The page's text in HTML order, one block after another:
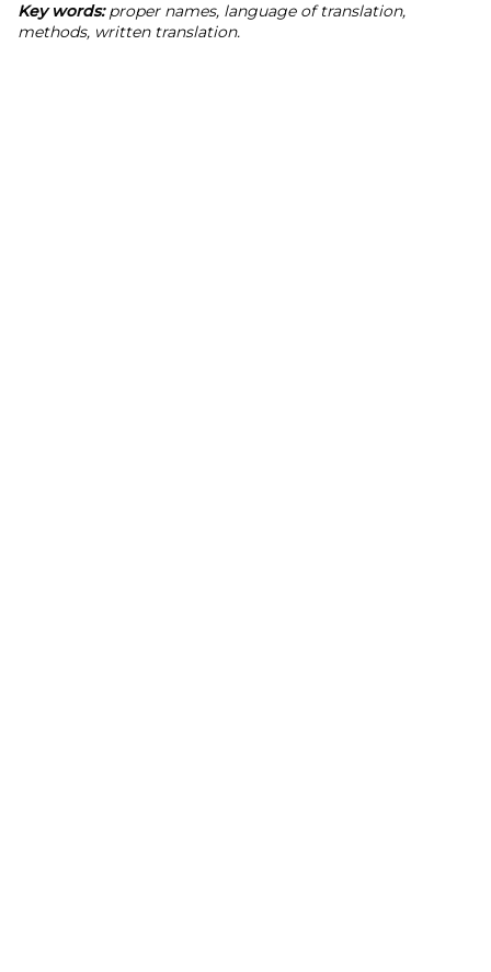
Key words:proper names, language of translation,
methods, written translation.